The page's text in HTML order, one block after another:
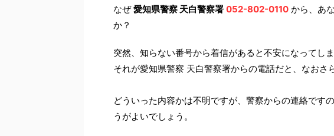
なぜ愛知県警察 天白警察署 052-802-0110 から、あ
か？
突然、知らない番号から着信があると不安になってしま
それが愛知県警察 天白警察署からの電話だと、なおさ
どういった内容かは不明ですが、警察からの連絡です
うがよいでしょう。